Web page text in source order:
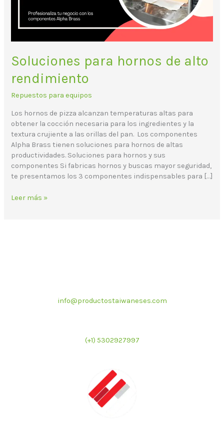
Soluciones para hornos de alto
rendimiento
Repuestos para equipos
Los hornos de pizza alcanzan temperaturas altas para
obtener la cocción necesaria para los ingredientes y la
textura crujiente a las orillas del pan. Los componentes
Alpha Brass tienen soluciones para hornos de altas
productividades. Soluciones para hornos y sus
componentes Si fabricas hornos y buscas mayor seguridad,
te presentamos los 3 componentes indispensables para […]
Leer más »
info@productostaiwaneses.com
(+1) 5302927997